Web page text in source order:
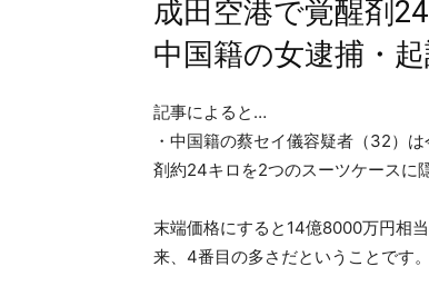
成田空港で覚醒剤
中国籍の女逮捕・
記事によると…
・中国籍の蔡セイ儀容疑者（32）
剤約24キロを2つのスーツケースに
末端価格にすると14億8000万円相
来、4番目の多さだということです。